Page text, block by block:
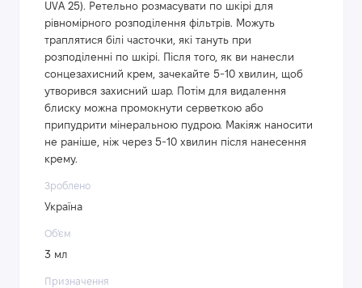
UVA 25). Ретельно розмасувати по шкірі для
рівномірного розподілення фільтрів. Можуть
траплятися білі часточки, які тануть при
розподіленні по шкірі. Після того, як ви нанесли
сонцезахисний крем, зачекайте 5-10 хвилин, щоб
утворився захисний шар. Потім для видалення
блиску можна промокнути серветкою або
припудрити мінеральною пудрою. Макіяж наносити
не раніше, ніж через 5-10 хвилин після нанесення
крему.
Зроблено
Україна
Об'єм
3 мл
Призначення